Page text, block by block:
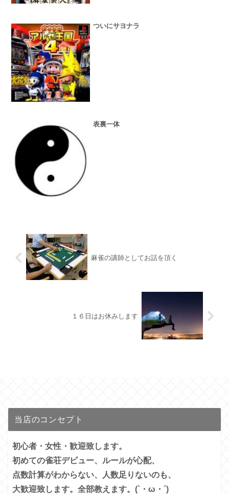
ついにサヨナラ
表裏一体
麻雀の講師としてお話を頂く
１６日はお休みします
当店のコンセプト
初心者・女性・歓迎致します。
初めての雀荘デビュー、ルールが心配、
点数計算がわからない、人数足りないのも、
大歓迎致します。全部教えます。(`・ω・´)